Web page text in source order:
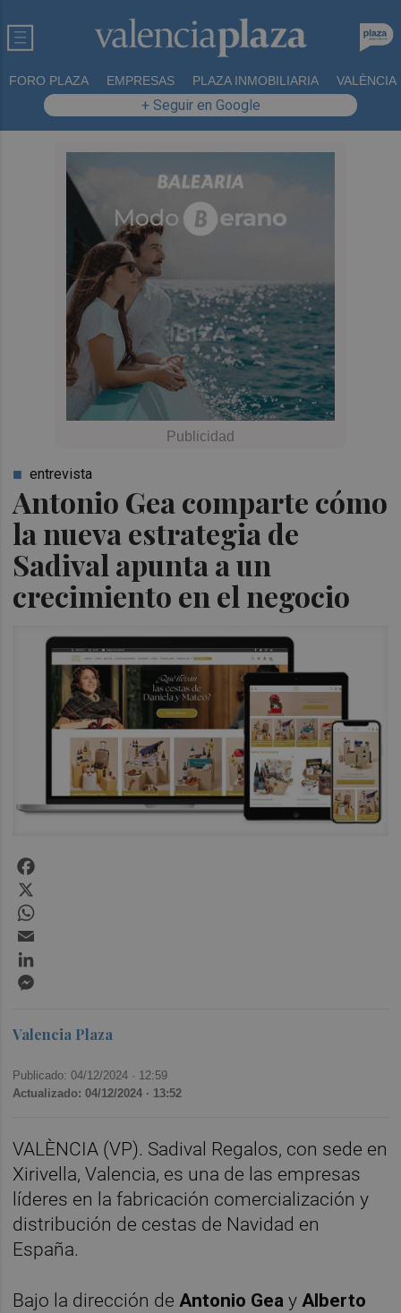
FORO PLAZA EMPRESAS PLAZA INMOBILIARIA VALÈNCIA
+ Seguir en Google
Antonio Gea comparte cómo
la nueva estrategia de
Sadival apunta a un
crecimiento en el negocio
entrevista
Valencia Plaza
Publicado: 04/12/2024 · 12:59
Actualizado: 04/12/2024 · 13:52
VALÈNCIA (VP). Sadival Regalos, con sede en
Xirivella, Valencia, es una de las empresas
líderes en la fabricación comercialización y
distribución de cestas de Navidad en
España.
Bajo la dirección de Antonio Gea y Alberto